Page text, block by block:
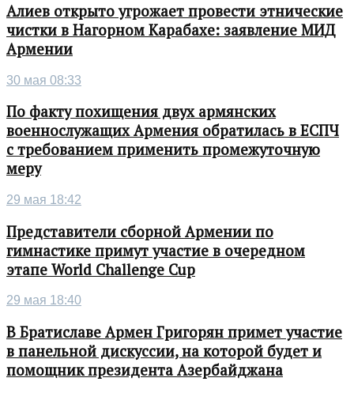
Алиев открыто угрожает провести этнические
чистки в Нагорном Карабахе: заявление МИД
Армении
30 мая 08:33
По факту похищения двух армянских
военнослужащих Армения обратилась в ЕСПЧ
с требованием применить промежуточную
меру
29 мая 18:42
Представители сборной Армении по
гимнастике примут участие в очередном
этапе World Challenge Cup
29 мая 18:40
В Братиславе Армен Григорян примет участие
в панельной дискуссии, на которой будет и
помощник президента Азербайджана